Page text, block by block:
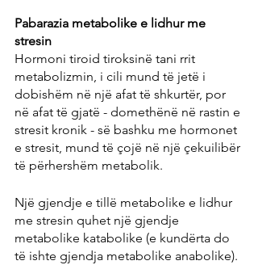
Pabarazia metabolike e lidhur me
stresin
Hormoni tiroid tiroksinë tani rrit
metabolizmin, i cili mund të jetë i
dobishëm në një afat të shkurtër, por
në afat të gjatë - domethënë në rastin e
stresit kronik - së bashku me hormonet
e stresit, mund të çojë në një çekuilibër
të përhershëm metabolik.
Një gjendje e tillë metabolike e lidhur
me stresin quhet një gjendje
metabolike katabolike (e kundërta do
të ishte gjendja metabolike anabolike).